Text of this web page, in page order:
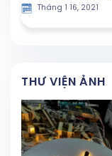
Tháng 1 16, 2021
THƯ VIỆN ẢNH